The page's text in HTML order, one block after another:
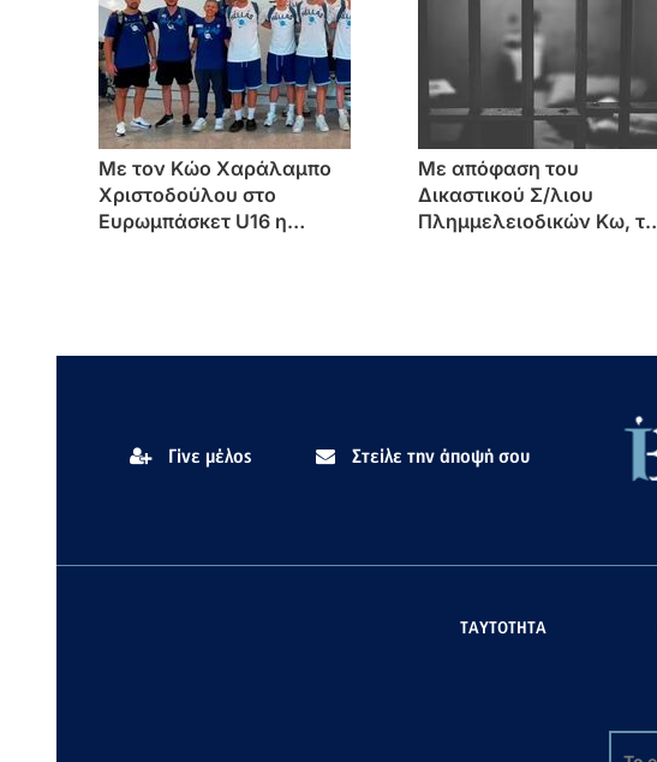
Με τον Κώο Χαράλαμπο
Χριστοδούλου στο
Ευρωμπάσκετ U16 η
Mε απόφαση του
Δικαστικού Σ/λιου
Πλημμελειοδικών Κω, το
Γίνε μέλος Στείλε την άποψή σου
ΤΑΥΤΟΤΗΤΑ